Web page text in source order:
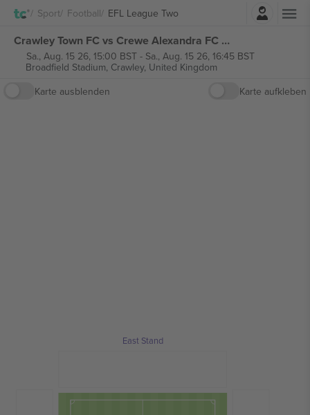
Sport Football EFL League TwoEinloggen
Crawley Town FC vs Crewe Alexandra FC EFL League Two tickets
Sa., Aug. 15 26, 15:00 BST- Sa., Aug. 15 26, 16:45 BST
Broadfield Stadium, Crawley, United Kingdom
Karte ausblenden
Karte aufkleben
East Stand